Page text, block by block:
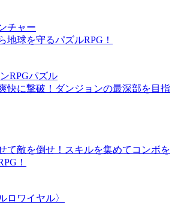
チャー
地球を守るパズルRPG！
RPGパズル
快に撃破！ダンジョンの最深部を目指
て敵を倒せ！スキルを集めてコンボを
！
ロワイヤル〉